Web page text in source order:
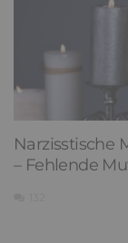
Narzisstische
– Fehlende